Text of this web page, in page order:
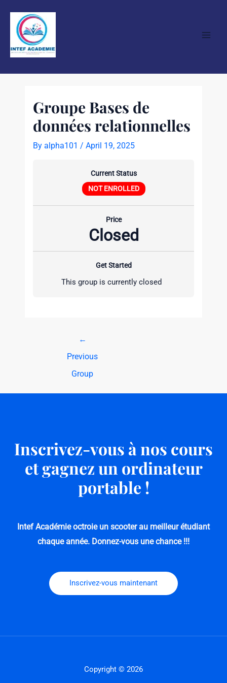
content
Groupe Bases de
données relationnelles
By alpha101 / April 19, 2025
Current Status
NOT ENROLLED
Price
Closed
Get Started
This group is currently closed
←
Previous
Group
Inscrivez-vous à nos cours
et gagnez un ordinateur
portable !
Intef Académie octroie un scooter au meilleur étudiant
chaque année. Donnez-vous une chance !!!
Inscrivez-vous maintenant
Copyright © 2026